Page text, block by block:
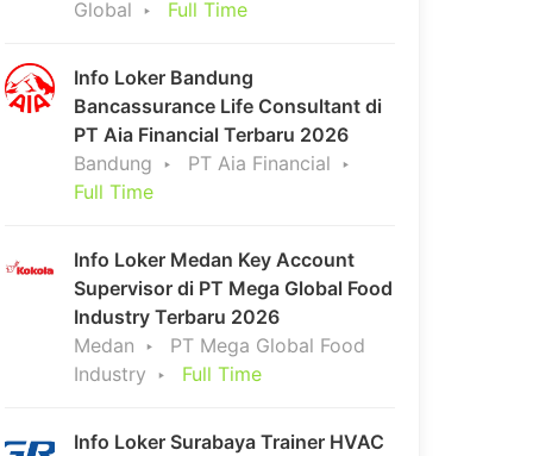
Global Full Time
Info Loker Bandung
Bancassurance Life Consultant di
PT Aia Financial Terbaru 2026
Bandung
PT Aia Financial
Full Time
Info Loker Medan Key Account
Supervisor di PT Mega Global Food
Industry Terbaru 2026
Medan
PT Mega Global Food
Industry
Full Time
Info Loker Surabaya Trainer HVAC